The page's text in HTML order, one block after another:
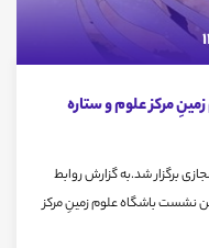
مرکز علوم و ستاره
برگزار شد.به گزارش روابط
نشست باشگاه علوم زمینِ مرکز